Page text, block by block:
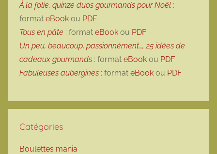
À la folie, quinze duos gourmands pour Noël :
format eBook ou PDF
Tous en pâte : format eBook ou PDF
Un peu, beaucoup, passionnément…, 25 idées de
cadeaux gourmands : format eBook ou PDF
Fabuleuses aubergines : format eBook ou PDF
Catégories
Boulettes mania